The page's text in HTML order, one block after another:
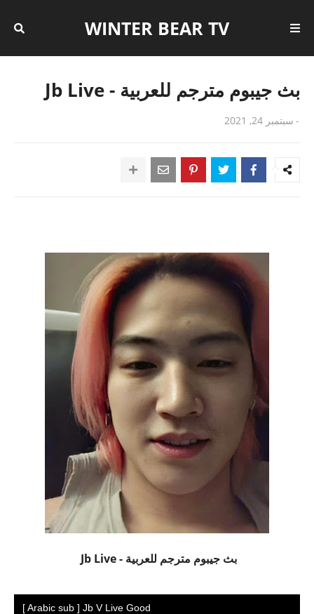
WINTER BEAR TV
بث جيبوم مترجم للعربية - Jb Live
- سبتمبر 24, 2021
بث جيبوم مترجم للعربية - Jb Live